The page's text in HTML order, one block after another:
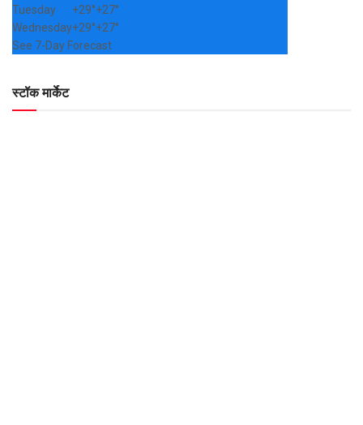
Tuesday
+29°+27°
Wednesday+29°+27°
See 7-Day Forecast
स्टॉक मार्केट